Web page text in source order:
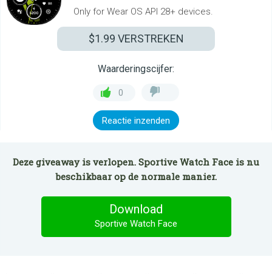
Only for Wear OS API 28+ devices.
$1.99 VERSTREKEN
Waarderingscijfer:
0
Reactie inzenden
Deze giveaway is verlopen. Sportive Watch Face is nu
beschikbaar op de normale manier.
Download
Sportive Watch Face